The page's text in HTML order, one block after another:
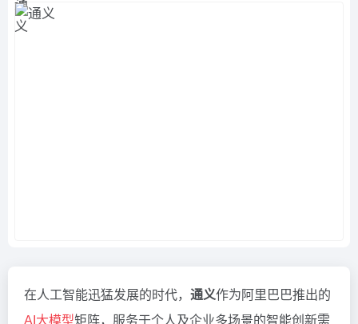
在人工智能迅猛发展的时代， 通义作为阿里巴巴推出的
AI大模型矩阵，服务于个人及企业多场景的智能创新需